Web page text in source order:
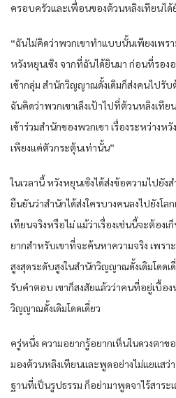
ครอบครัวและเพื่อนของต้วนหลิงเทียนได้
“ฉันไม่คิดว่าพวกเขาทำแบบนั้นเพียงเพร
หวังหยุนเซิง จากที่ฉันได้ยินมา ก่อนที่รอง
เข้ากลุ่ม สำนักวิญญาณดั้งเดิมก็ส่งคนไปรั
ฉันคิดว่าพวกเขาเล็งเป้าไปที่ต้วนหลิงเทีย
เข้าร่วมสำนักของพวกเขา เรื่องระหว่าง
เพียงแค่ตัวกระตุ้นเท่านั้น”
ในเวลานี้ หวังหยุนเซิงได้ส่งข้อความไปยัง
ยืนยันว่าสำนักได้ส่งใครบางคนลงไปยังโ
เทียนจริงหรือไม่ แม้ว่าเรื่องเช่นนี้จะต้องเ
ยากสำหรับเขาที่จะค้นหาความจริง เพรา
สูงสุดระดับสูงในสำนักวิญญาณดั้งเดิมโดด
รับคำตอบ เขาก็สงสัยแล้วว่าคนที่อยู่เบื้อ
วิญญาณดั้งเดิมโดดเดี่ยว
ครู่หนึ่ง ความอยากรู้อยากเห็นในดวงตาข
มองต้วนหลิงเทียนและพูดอย่างไม่แยแสว่
ฐานที่เป็นรูปธรรม ก็อย่ามาพูดจาไร้สาระ